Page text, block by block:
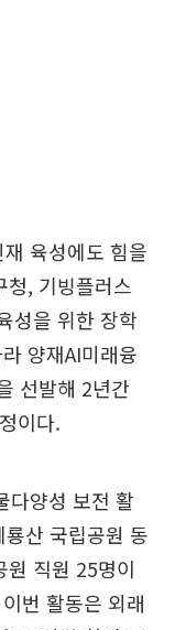
육성에도 힘을
청, 기빙플러스
성을 위한 장학
양재AI미래융
선발해 2년간
이다.
다양성 보전 활
산 국립공원 동
원 직원 25명이
번 활동은 외래